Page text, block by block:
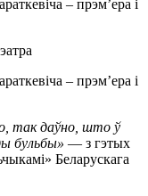
так даўно, што ў
бульбы» — з гэтых
Беларускага